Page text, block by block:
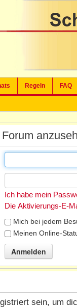
Regeln FAQ
Ich habe mein
Die Aktivierungs-E-
Mich bei jedem
Meinen Online-
sein, um